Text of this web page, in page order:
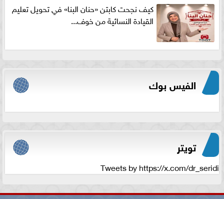
كيف نجحت كابتن «حنان البنا» في تحويل تعليم
القيادة النسائية من خوف...
الفيس بوك
تويتر
Tweets by https://x.com/dr_seridi